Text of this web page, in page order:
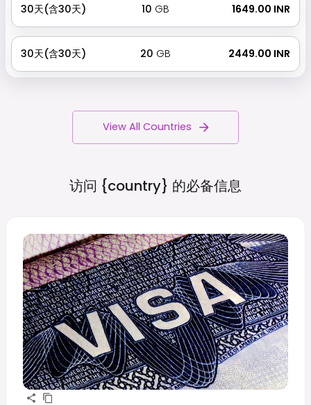
30天(含30天) 10 GB ₹ 1649.00 INR
30天(含30天) 20 GB ₹ 2449.00 INR
View All Countries
访问 {country} 的必备信息